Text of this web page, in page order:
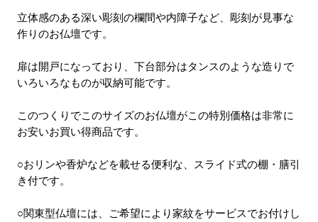
立体感のある深い彫刻の欄間や内障子など、彫刻が見事な
作りのお仏壇です。
扉は開戸になっており、下台部分はタンスのような造りで
いろいろなものが収納可能です。
このつくりでこのサイズのお仏壇がこの特別価格は非常に
お安いお買い得商品です。
○おリンや香炉などを載せる便利な、スライド式の棚・膳引
き付です。
○関東型仏壇には、ご希望により家紋をサービスでお付けし